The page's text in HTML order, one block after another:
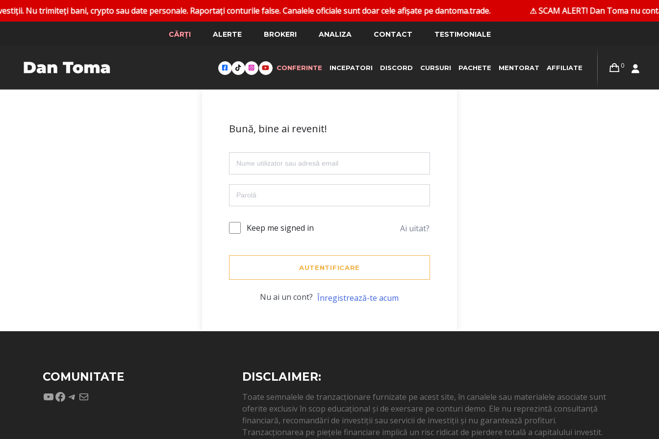
Nu trimiteți bani, crypto sau date personale. Raportați conturile false. Canalele oficiale sunt doar cele afișate pe dantoma.trade. ⚠ SCAM ALERT! Dan Toma nu
CĂRȚI ALERTE BROKERI ANALIZA CONTACT TESTIMONIALE
0
CONFERINTE INCEPATORI DISCORD CURSURI PACHETE MENTORAT AFFILIATE
Bună, bine ai revenit!
Keep me signed in Ai uitat?
AUTENTIFICARE
Nu ai un cont? Înregistrează-te acum
COMUNITATE
YouTube
Facebook
Telegram
Mail
DISCLAIMER:
Toate semnalele de tranzacționare furnizate pe acest site, în canalele sau materialele asociate sunt
oferite exclusiv în scop educațional și de exersare pe conturi demo. Ele nu reprezintă consultanță
financiară, recomandări de investiții sau servicii de investiții și nu garantează profituri.
Tranzacționarea pe piețele financiare implică un risc ridicat de pierdere totală a capitalului investit.